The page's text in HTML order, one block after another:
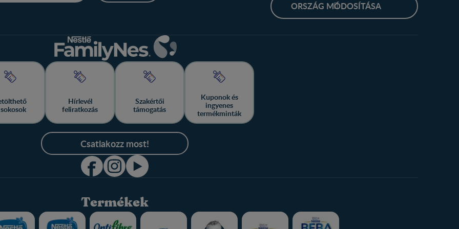
ORSZÁG MÓDOSÍTÁSA
Hírlevél
feliratkozás
Szakértői
támogatás
Kuponok és
ingyenes
termékminták
Csatlakozz most!
Termékek